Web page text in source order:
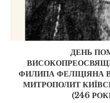
ДЕНЬ
ФИЛИПА ФЕЛІЦІЯНА
МИТРОПОЛИТ
(246